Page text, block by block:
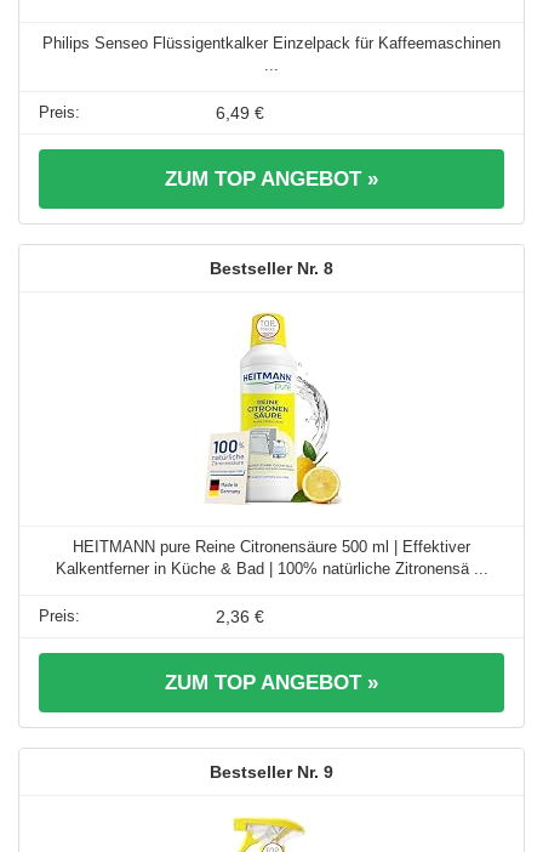
Philips Senseo Flüssigentkalker Einzelpack für Kaffeemaschinen
...
6,49 €
ZUM TOP ANGEBOT »
8
HEITMANN pure Reine Citronensäure 500 ml | Effektiver
Kalkentferner in Küche & Bad | 100% natürliche Zitronensä ...
2,36 €
ZUM TOP ANGEBOT »
9